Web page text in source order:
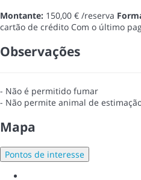
Montante: 150,00 € /reserva
cartão de crédito Com o último
Observações
- Não é permitido fumar
- Não permite animal de
Mapa
Pontos de interesse